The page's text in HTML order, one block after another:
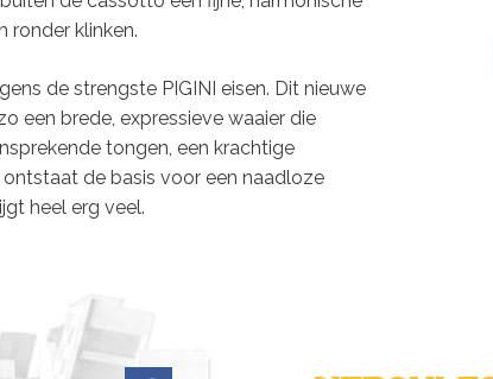
ronder klinken.
de strengste PIGINI eisen. Dit nieuwe
een brede, expressieve waaier die
tongen, een krachtige
de basis voor een naadloze
heel erg veel.